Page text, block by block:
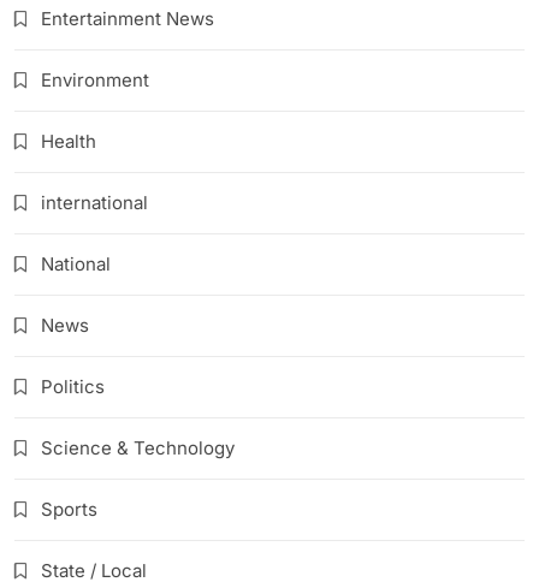
Entertainment News
Environment
Health
international
National
News
Politics
Science & Technology
Sports
State / Local